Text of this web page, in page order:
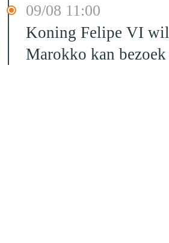
09/08 11:00
Koning Felipe VI wil
Marokko kan